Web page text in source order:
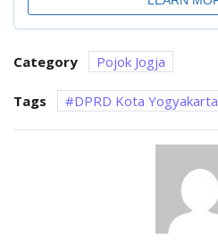
Category Pojok Jogja
Tags DPRD Kota Yogyakarta